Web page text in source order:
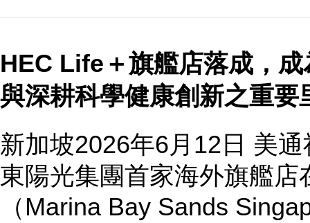
HEC Life＋旗艦店落成，
與深耕科學健康創新之重要
新加坡2026年6月12日 美
東陽光集團首家海外旗艦店
（Marina Bay Sands